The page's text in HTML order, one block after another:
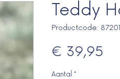
Teddy
Productcode:
€ 39,95
Aantal *